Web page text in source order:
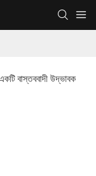
বাস্তববাদী উদ্ভাবক